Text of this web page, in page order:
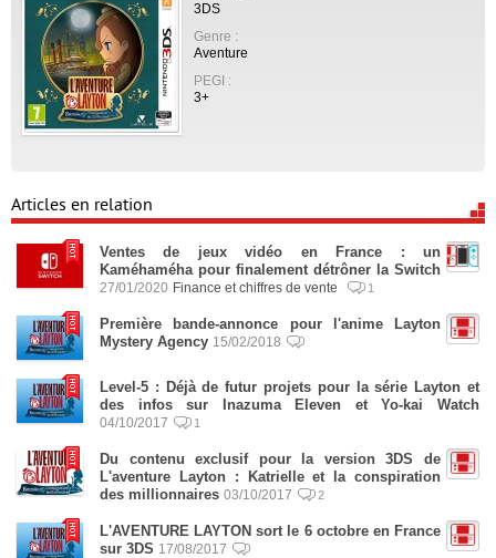
3DS
Genre :
Aventure
PEGI :
3+
Articles en relation
Ventes de jeux vidéo en France : un
Kaméhaméha pour finalement détrôner la Switch
27/01/2020 Finance et chiffres de vente 1
Première bande-annonce pour l'anime Layton
Mystery Agency 15/02/2018
Level-5 : Déjà de futur projets pour la série Layton et
des infos sur Inazuma Eleven et Yo-kai Watch
04/10/2017 1
Du contenu exclusif pour la version 3DS de
L'aventure Layton : Katrielle et la conspiration
des millionnaires 03/10/2017 2
L'AVENTURE LAYTON sort le 6 octobre en France
sur 3DS 17/08/2017